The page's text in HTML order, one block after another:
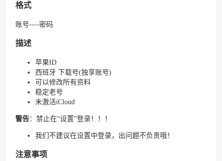
格式
账号----密码
描述
苹果ID
西班牙 下载号(独享账号)
可以修改所有资料
稳定老号
未激活iCloud
警告：禁止在“设置”登录！！！
我们不建议在设置中登录，出问题不负责哦！
注意事项